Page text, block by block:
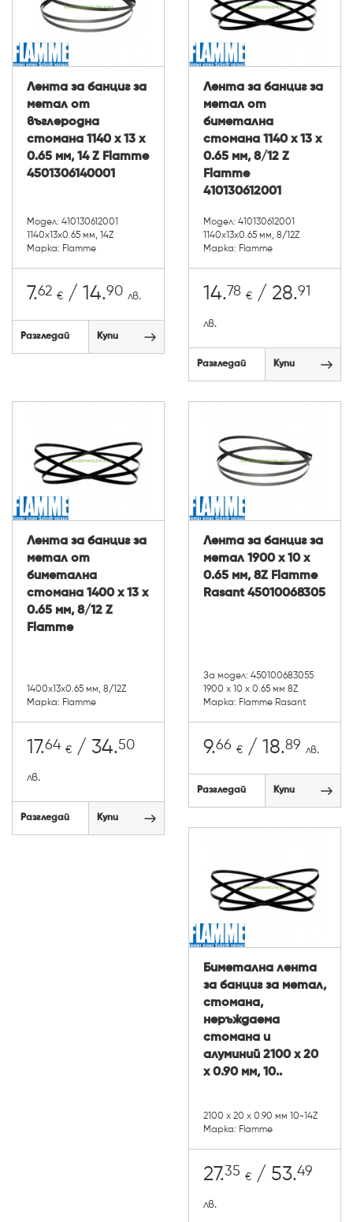
Лента за банциг за
метал от
въглеродна
стомана 1140 х 13 х
0.65 мм, 14 Z Flamme
4501306140001
Модел: 410130612001
1140х13х0.65 мм, 14Z
Марка: Flamme
7.62 € / 14.90 лв.
Разгледай Купи
Лента за банциг за
метал от
биметална
стомана 1140 х 13 х
0.65 мм, 8/12 Z
Flamme
410130612001
Модел: 410130612001
1140х13х0.65 мм, 8/12Z
Марка: Flamme
14.78 € / 28.91
лв.
Разгледай Купи
Лента за банциг за
метал от
биметална
стомана 1400 х 13 х
0.65 мм, 8/12 Z
Flamme
1400х13х0.65 мм, 8/12Z
Марка: Flamme
17.64 € / 34.50
лв.
Разгледай Купи
Лента за банциг за
метал 1900 х 10 х
0.65 мм, 8Z Flamme
Rasant 45010068305
За модел: 450100683055
1900 х 10 х 0.65 мм 8Z
Марка: Flamme Rasant
9.66 € / 18.89 лв.
Разгледай Купи
Биметална лента
за банциг за метал,
стомана,
неръждаема
стомана и
алуминий 2100 х 20
х 0.90 мм, 10..
2100 х 20 х 0.90 мм 10-14Z
Марка: Flamme
27.35 € / 53.49
лв.